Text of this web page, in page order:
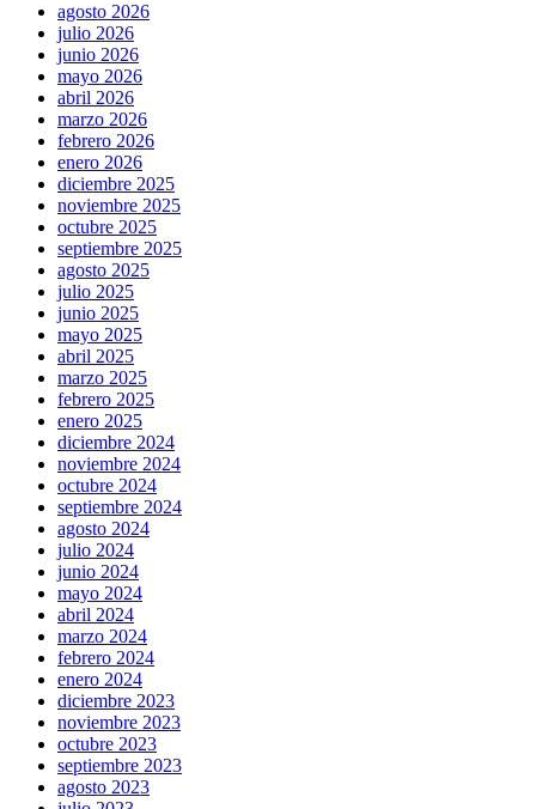
agosto 2026
julio 2026
junio 2026
mayo 2026
abril 2026
marzo 2026
febrero 2026
enero 2026
diciembre 2025
noviembre 2025
octubre 2025
septiembre 2025
agosto 2025
julio 2025
junio 2025
mayo 2025
abril 2025
marzo 2025
febrero 2025
enero 2025
diciembre 2024
noviembre 2024
octubre 2024
septiembre 2024
agosto 2024
julio 2024
junio 2024
mayo 2024
abril 2024
marzo 2024
febrero 2024
enero 2024
diciembre 2023
noviembre 2023
octubre 2023
septiembre 2023
agosto 2023